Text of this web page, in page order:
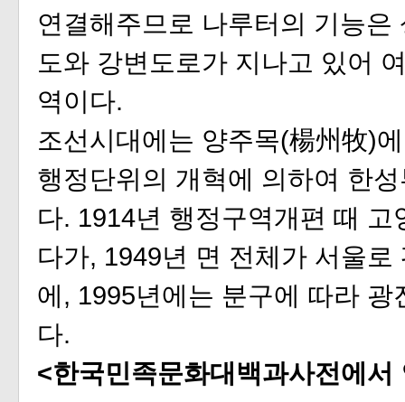
연결해주므로 나루터의 기능은
도와 강변도로가 지나고 있어
역이다.
조선시대에는 양주목(楊州牧)
행정단위의 개혁에 의하여 한
다. 1914년 행정구역개편 때
다가, 1949년 면 전체가 서울
에, 1995년에는 분구에 따라 광
다.
<한국민족문화대백과사전에서